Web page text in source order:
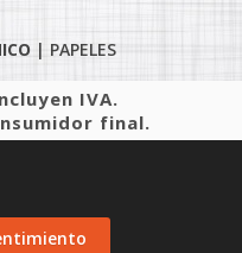
| PAPELES
IVA.
final.